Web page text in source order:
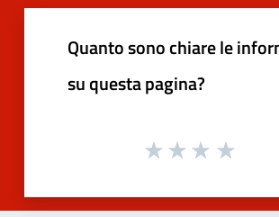
Quanto sono chiare le
su questa pagina?